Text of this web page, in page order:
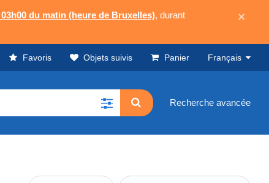
du matin (heure de Bruxelles), durant
×
Favoris Objets suivis Panier Français
Recherche avancée